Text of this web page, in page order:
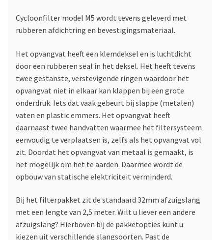
Cycloonfilter model M5 wordt tevens geleverd met
rubberen afdichtring en bevestigingsmateriaal.
Het opvangvat heeft een klemdeksel en is luchtdicht
door een rubberen seal in het deksel. Het heeft tevens
twee gestanste, verstevigende ringen waardoor het
opvangvat niet in elkaar kan klappen bij een grote
onderdruk. Iets dat vaak gebeurt bij slappe (metalen)
vaten en plastic emmers. Het opvangvat heeft
daarnaast twee handvatten waarmee het filtersysteem
eenvoudig te verplaatsen is, zelfs als het opvangvat vol
zit. Doordat het opvangvat van metaal is gemaakt, is
het mogelijk om het te aarden. Daarmee wordt de
opbouw van statische elektriciteit verminderd.
Bij het filterpakket zit de standaard 32mm afzuigslang
met een lengte van 2,5 meter. Wilt u liever een andere
afzuigslang? Hierboven bij de pakketopties kunt u
kiezen uit verschillende slangsoorten. Past de